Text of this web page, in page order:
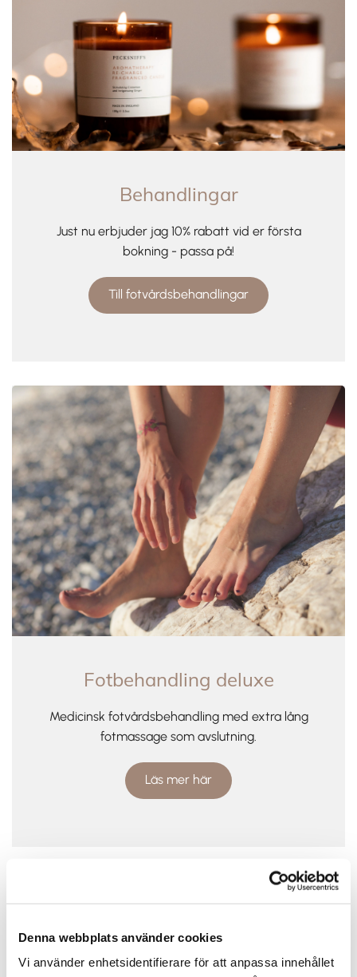
Denna webbplats använder cookies
Vi använder enhetsidentifierare för att anpassa innehållet
Behandlingar
Just nu erbjuder jag 10% rabatt vid er första
bokning - passa på!
Till fotvårdsbehandlingar
Fotbehandling deluxe
Medicinsk fotvårdsbehandling med extra lång
fotmassage som avslutning.
Läs mer här